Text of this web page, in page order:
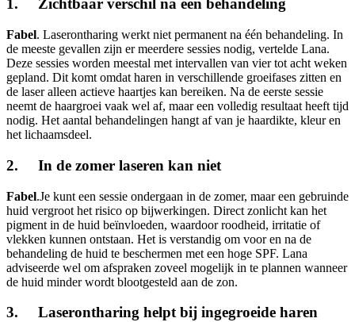
1. Zichtbaar verschil na één behandeling
Fabel. Laserontharing werkt niet permanent na één behandeling. In
de meeste gevallen zijn er meerdere sessies nodig, vertelde Lana.
Deze sessies worden meestal met intervallen van vier tot acht weken
gepland. Dit komt omdat haren in verschillende groeifases zitten en
de laser alleen actieve haartjes kan bereiken. Na de eerste sessie
neemt de haargroei vaak wel af, maar een volledig resultaat heeft tijd
nodig. Het aantal behandelingen hangt af van je haardikte, kleur en
het lichaamsdeel.
2. In de zomer laseren kan niet
Fabel.Je kunt een sessie ondergaan in de zomer, maar een gebruinde
huid vergroot het risico op bijwerkingen. Direct zonlicht kan het
pigment in de huid beïnvloeden, waardoor roodheid, irritatie of
vlekken kunnen ontstaan. Het is verstandig om voor en na de
behandeling de huid te beschermen met een hoge SPF. Lana
adviseerde wel om afspraken zoveel mogelijk in te plannen wanneer
de huid minder wordt blootgesteld aan de zon.
3. Laserontharing helpt bij ingegroeide haren